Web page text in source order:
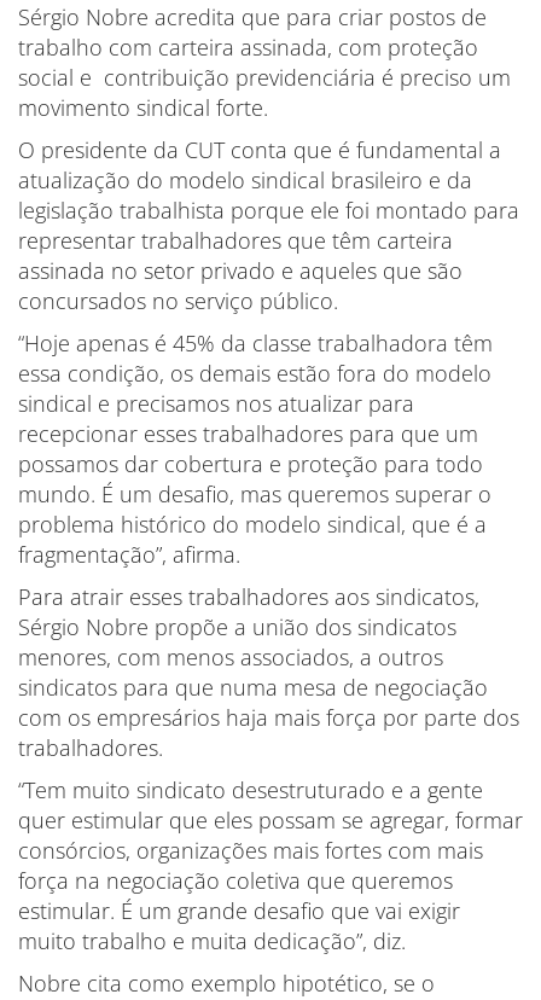
Sérgio Nobre acredita que para criar postos de
trabalho com carteira assinada, com proteção
social e contribuição previdenciária é preciso um
movimento sindical forte.
O presidente da CUT conta que é fundamental a
atualização do modelo sindical brasileiro e da
legislação trabalhista porque ele foi montado para
representar trabalhadores que têm carteira
assinada no setor privado e aqueles que são
concursados no serviço público.
“Hoje apenas é 45% da classe trabalhadora têm
essa condição, os demais estão fora do modelo
sindical e precisamos nos atualizar para
recepcionar esses trabalhadores para que um
possamos dar cobertura e proteção para todo
mundo. É um desafio, mas queremos superar o
problema histórico do modelo sindical, que é a
fragmentação”, afirma.
Para atrair esses trabalhadores aos sindicatos,
Sérgio Nobre propõe a união dos sindicatos
menores, com menos associados, a outros
sindicatos para que numa mesa de negociação
com os empresários haja mais força por parte dos
trabalhadores.
“Tem muito sindicato desestruturado e a gente
quer estimular que eles possam se agregar, formar
consórcios, organizações mais fortes com mais
força na negociação coletiva que queremos
estimular. É um grande desafio que vai exigir
muito trabalho e muita dedicação”, diz.
Nobre cita como exemplo hipotético, se o